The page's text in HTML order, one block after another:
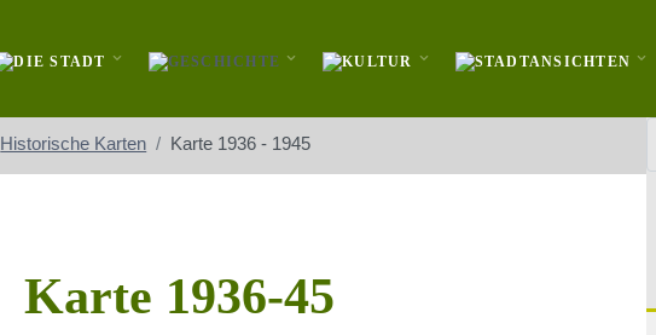
Historische Karten Karte 1936 - 1945
Karte 1936-45